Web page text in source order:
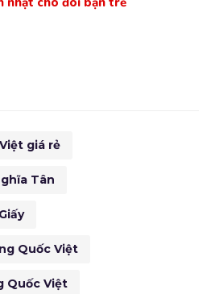
giá rẻ
Tân
Quốc Việt
Quốc Việt